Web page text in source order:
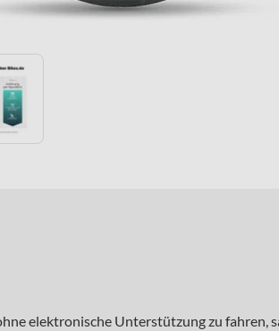
elektronische Unterstützung zu fahren,